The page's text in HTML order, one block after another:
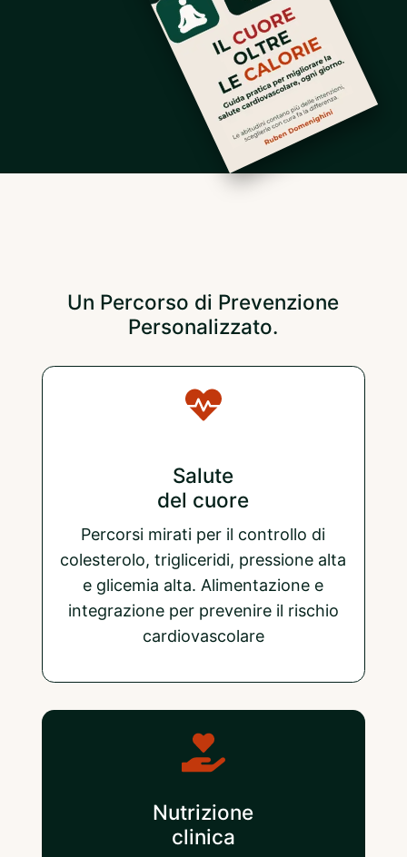
Un Percorso di Prevenzione
Personalizzato.
Salute
del cuore
Percorsi mirati per il controllo di
colesterolo, trigliceridi, pressione alta
e glicemia alta. Alimentazione e
integrazione per prevenire il rischio
cardiovascolare
Nutrizione
clinica